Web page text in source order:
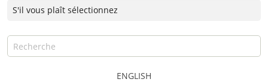
ENGLISH